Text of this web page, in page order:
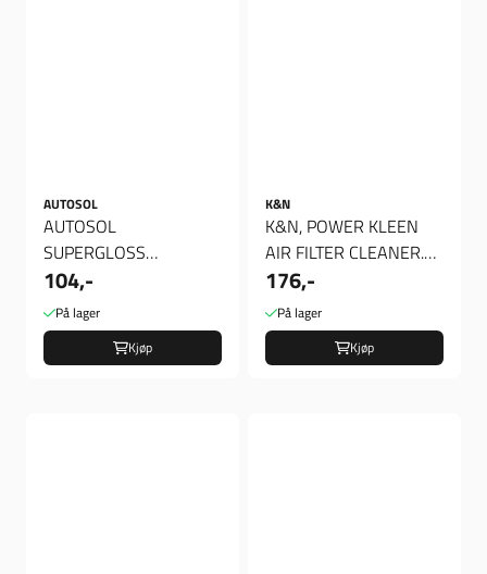
AUTOSOL
AUTOSOL
SUPERGLOSS
METALLPOLISH
104,-
På lager
Kjøp
K&N
K&N, POWER KLEEN
AIR FILTER CLEANER.
355CC
176,-
På lager
Kjøp